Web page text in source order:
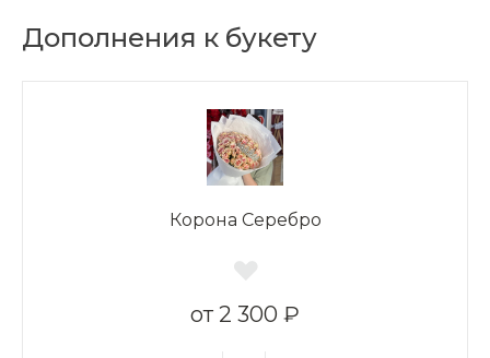
Дополнения к букету
Корона Серебро
2 300 ₽